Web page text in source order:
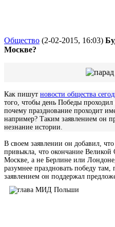
Общество (2-02-2015, 16:03)
Москве?
Как пишут новости общества
того, чтобы день Победы
почему празднование проходит
например? Таким заявлением он
незнание истории.
В своем заявлении он добавил,
привыкла, что окончание Великой
Москве, а не Берлине или
разумнее праздновать победу там,
заявлением он поддержал